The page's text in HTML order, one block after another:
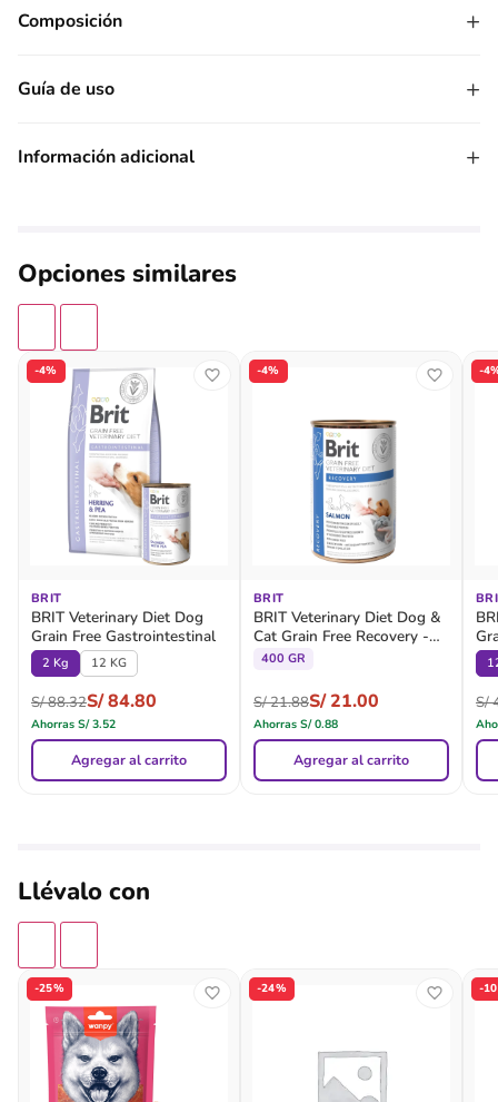
Composición +
Guía de uso +
Información adicional +
Opciones similares
-4%
BRIT
BRIT Veterinary Diet Dog
Grain Free Gastrointestinal
2 Kg 12 KG
S/88.32S/84.80
Ahorras S/3.52
Agregar al carrito
-4%
BRIT
BRIT Veterinary Diet Dog &
Cat Grain Free Recovery -
Lata
400 GR
S/21.88S/21.00
Ahorras S/0.88
Agregar al carrito
-
S/
Llévalo con
-25% -24% -